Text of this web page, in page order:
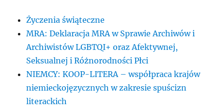
Życzenia świąteczne
MRA: Deklaracja MRA w Sprawie Archiwów i
Archiwistów LGBTQI+ oraz Afektywnej,
Seksualnej i Różnorodności Płci
NIEMCY: KOOP-LITERA – współpraca krajów
niemieckojęzycznych w zakresie spuścizn
literackich